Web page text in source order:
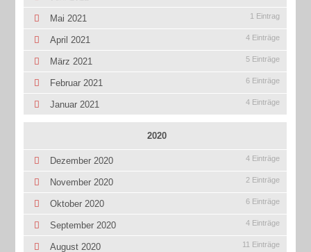
Mai 2021 1 Eintrag
April 2021 4 Einträge
März 2021 5 Einträge
Februar 2021 6 Einträge
Januar 2021 4 Einträge
2020
Dezember 2020 4 Einträge
November 2020 2 Einträge
Oktober 2020 6 Einträge
September 2020 4 Einträge
August 2020 11 Einträge